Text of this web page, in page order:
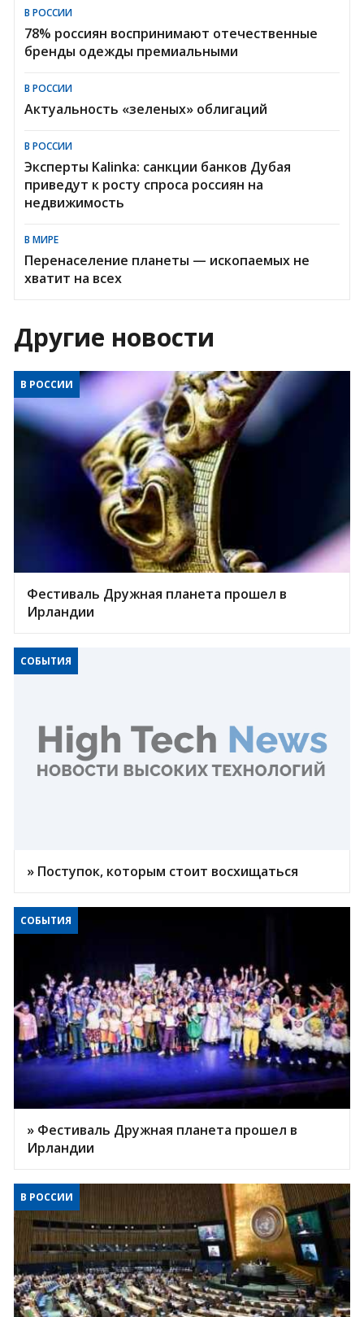
В РОССИИ
78% россиян воспринимают отечественные
бренды одежды премиальными
В РОССИИ
Актуальность «зеленых» облигаций
В РОССИИ
Эксперты Kalinka: санкции банков Дубая
приведут к росту спроса россиян на
недвижимость
В МИРЕ
Перенаселение планеты — ископаемых не
хватит на всех
Другие новости
В РОССИИ
Фестиваль Дружная планета прошел в
Ирландии
СОБЫТИЯ
» Поступок, которым стоит восхищаться
СОБЫТИЯ
» Фестиваль Дружная планета прошел в
Ирландии
В РОССИИ